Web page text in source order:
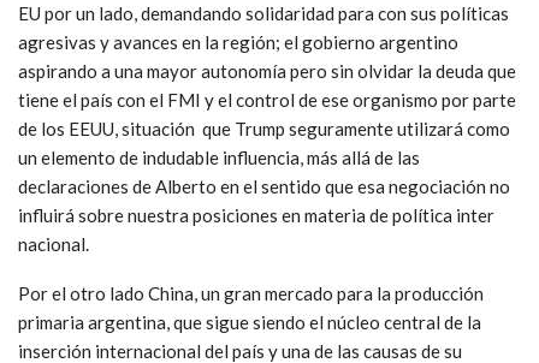
EU por un lado, demandando solidaridad para con sus políticas
agresivas y avances en la región; el gobierno argentino
aspirando a una mayor autonomía pero sin olvidar la deuda que
tiene el país con el FMI y el control de ese organismo por parte
de los EEUU, situación que Trump seguramente utilizará como
un elemento de indudable influencia, más allá de las
declaraciones de Alberto en el sentido que esa negociación no
influirá sobre nuestra posiciones en materia de política inter
nacional.
Por el otro lado China, un gran mercado para la producción
primaria argentina, que sigue siendo el núcleo central de la
inserción internacional del país y una de las causas de su